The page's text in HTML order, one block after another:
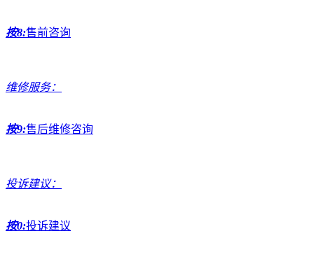
按8:售前咨询
维修服务：
按9:售后维修咨询
投诉建议：
按0:投诉建议